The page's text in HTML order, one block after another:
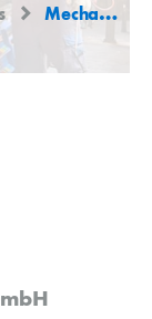
Mechaniker (m/w/d)